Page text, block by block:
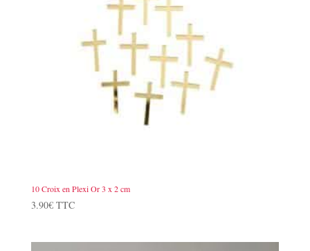
10 Croix en Plexi Or 3 x 2 cm
3.90€ TTC